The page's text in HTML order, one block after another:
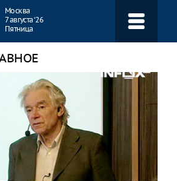
Москва
7 августа ‘26
Пятница